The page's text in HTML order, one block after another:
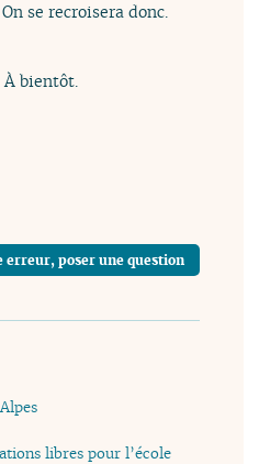
se recroisera donc.
À bientôt.
erreur, poser une question
libres pour l’école